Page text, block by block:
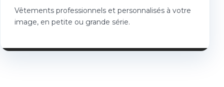
Vêtements professionnels et personnalisés à votre
image, en petite ou grande série.